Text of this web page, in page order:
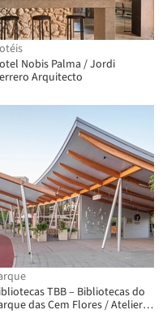
Nobis Palma / Jordi
Arquitecto
TBB – Bibliotecas do
das Cem Flores / Atelier